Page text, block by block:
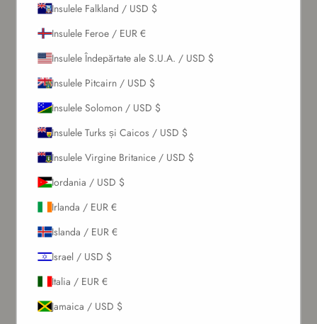
Insulele Falkland / USD $
Insulele Feroe / EUR €
Insulele Îndepărtate ale S.U.A. / USD $
Insulele Pitcairn / USD $
Insulele Solomon / USD $
Insulele Turks și Caicos / USD $
Insulele Virgine Britanice / USD $
Iordania / USD $
Irlanda / EUR €
Islanda / EUR €
Israel / USD $
Italia / EUR €
Jamaica / USD $